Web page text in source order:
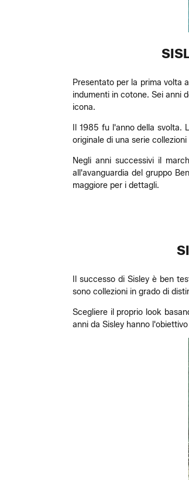
Presentato per la prima volta
indumenti in cotone. Sei anni
icona.
Il 1985 fu l'anno della
originale di una serie collezioni
Negli anni successivi il
all'avanguardia del gruppo
maggiore per i dettagli.
Il successo di Sisley è ben
sono collezioni in grado di
Scegliere il proprio look
anni da Sisley hanno